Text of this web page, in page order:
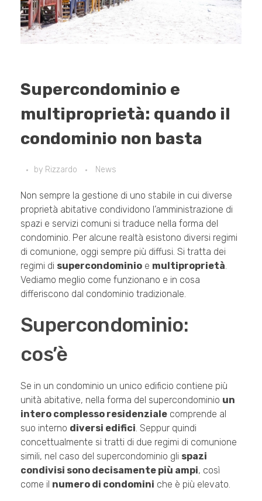
Supercondominio e
multiproprietà: quando il
condominio non basta
by Rizzardo News
Non sempre la gestione di uno stabile in cui diverse
proprietà abitative condividono l’amministrazione di
spazi e servizi comuni si traduce nella forma del
condominio. Per alcune realtà esistono diversi regimi
di comunione, oggi sempre più diffusi. Si tratta dei
regimi di supercondominio e multiproprietà.
Vediamo meglio come funzionano e in cosa
differiscono dal condominio tradizionale.
Supercondominio:
cos’è
Se in un condominio un unico edificio contiene più
unità abitative, nella forma del supercondominio un
intero complesso residenziale comprende al
suo interno diversi edifici . Seppur quindi
concettualmente si tratti di due regimi di comunione
simili, nel caso del supercondominio gli spazi
condivisi sono decisamente più ampi, così
come il numero di condomini che è più elevato.